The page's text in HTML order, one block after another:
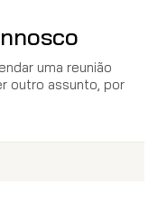
uma reunião
outro assunto, por